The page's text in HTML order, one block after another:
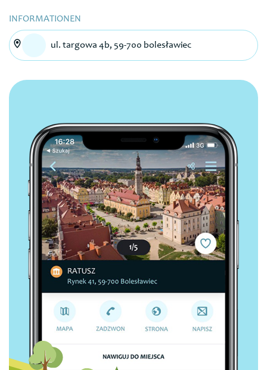
INFORMATIONEN
ul. targowa 4b, 59-700 bolesławiec